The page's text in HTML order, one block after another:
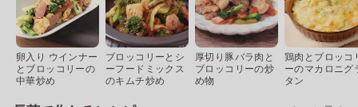
卵入り ウインナー
とブロッコリーの
中華炒め
ブロッコリーとシ
ーフードミックス
のキムチ炒め
厚切り豚バラ肉と
ブロッコリーの炒
め物
鶏肉とブロッコ
ーのマカロニグ
タン